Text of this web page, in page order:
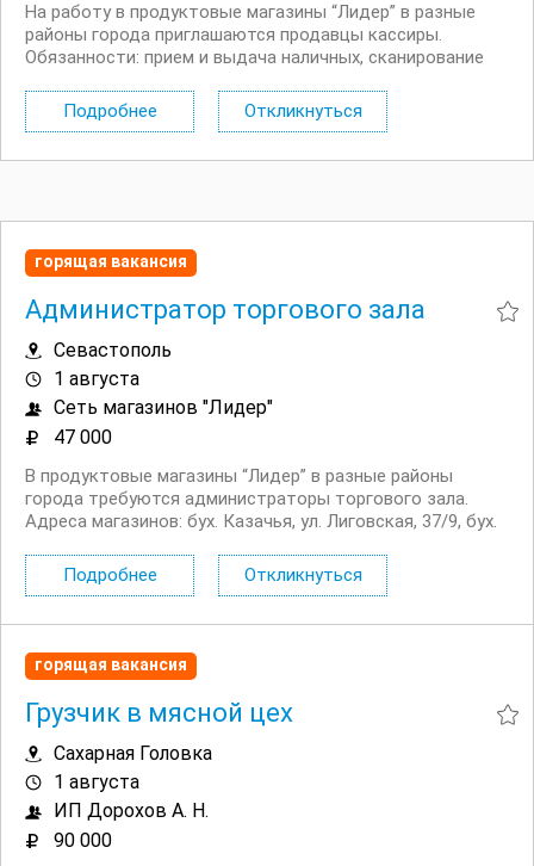
На работу в продуктовые магазины “Лидер” в разные
районы города приглашаются продавцы кассиры.
Обязанности: прием и выдача наличных, сканирование
коммуникабельность, вежливость. Условия: зарплата: от
46 500...
Подробнее Откликнуться
горящая вакансия
Администратор торгового зала
Севастополь
1 августа
Сеть магазинов "Лидер"
47 000
В продуктовые магазины “Лидер” в разные районы
города требуются администраторы торгового зала.
Адреса магазинов: бух. Казачья, ул. Лиговская, 37/9, бух.
Гагарина, 17, ул. О. Кошевого, 4, пр т...
Подробнее Откликнуться
горящая вакансия
Грузчик в мясной цех
Сахарная Головка
1 августа
ИП Дорохов А. Н.
90 000